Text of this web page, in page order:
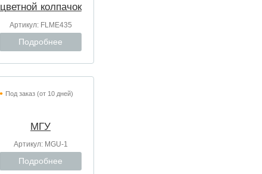
цветной колпачок
Артикул: FLME435
Подробнее
Под заказ (от 10 дней)
МГУ
Артикул: MGU-1
Подробнее